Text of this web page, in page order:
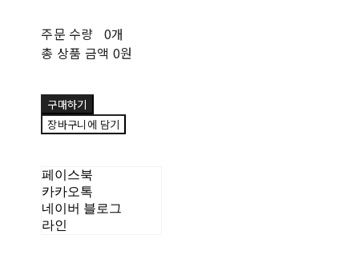
주문 수량 0개
총 상품 금액 0원
구매하기
장바구니에 담기
페이스북
카카오톡
네이버 블로그
라인